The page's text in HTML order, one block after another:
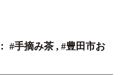
#手摘み茶 , #豊田市お